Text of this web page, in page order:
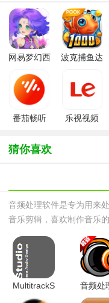
网易梦幻西
波克捕鱼达
2022微信版
本
番茄畅听
乐视视频
猜你喜欢
音频处理软件是专为用来
音乐剪辑，喜欢制作音乐
使用哪款音频处理软件的
MultitrackStudio
Lite多轨录
音频处
具